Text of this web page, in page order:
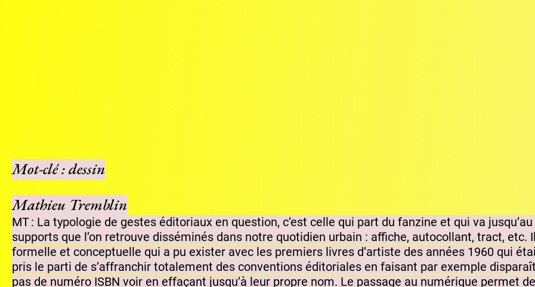
Mot-clé : dessin
Mathieu Tremblin
MT : La typologie de gestes éditoriaux en question, c’est celle qui part du fanzine et qui va
supports que l’on retrouve disséminés dans notre quotidien urbain : affiche, autocollant, tract,
formelle et conceptuelle qui a pu exister avec les premiers livres d’artiste des années 1960 qui
pris le parti de s’affranchir totalement des conventions éditoriales en faisant par exemple
pas de numéro ISBN voir en effaçant jusqu’à leur propre nom. Le passage au numérique permet